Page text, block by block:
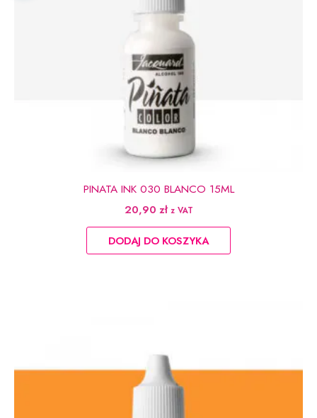
PINATA INK 030 BLANCO 15ML
20,90 zł z VAT
DODAJ DO KOSZYKA